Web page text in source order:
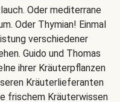
Oder mediterrane
Oder Thymian! Einmal
verschiedener
Guido und Thomas
ihrer Kräuterpflanzen
Kräuterlieferanten
frischem Kräuterwissen